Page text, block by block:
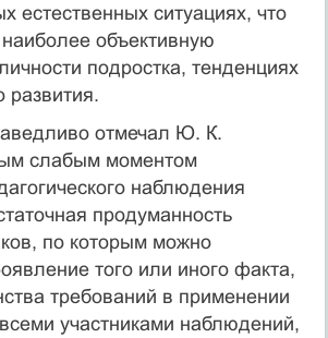
естественных ситуациях, что
объективную
подростка, тенденциях
развития.
отмечал Ю. К.
слабым моментом
наблюдения
продуманность
по которым можно
того или иного факта,
требований в применении
участниками наблюдений,